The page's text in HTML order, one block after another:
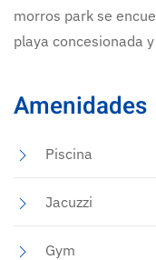
morros park se
playa concesionada
Amenidades
Piscina
Jacuzzi
Gym